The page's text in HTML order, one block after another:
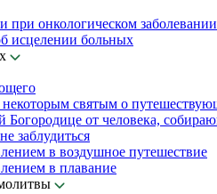
онкологическом заболевании
исцелении больных
святым о
от человека,
заблудиться
в воздушное путешествие
в плавание